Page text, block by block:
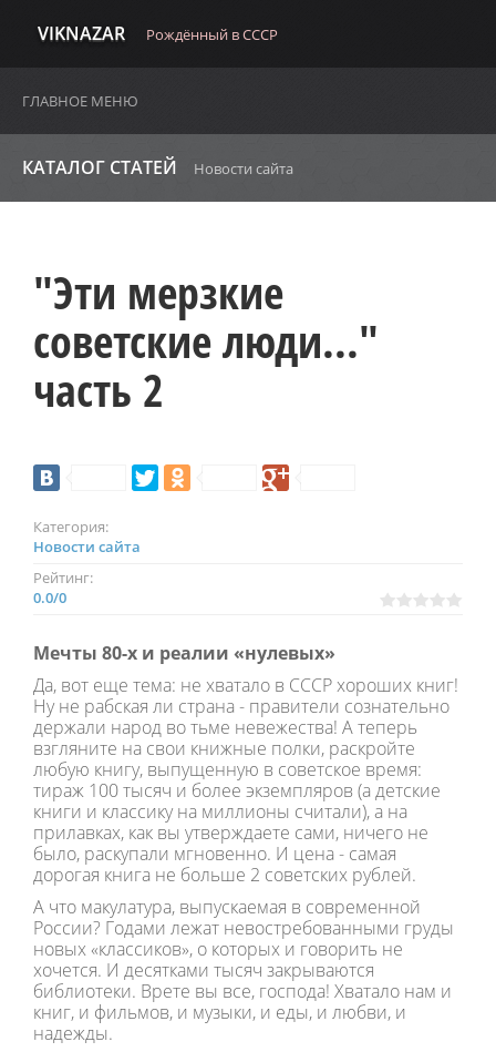
VIKNAZAR Рождённый в СССР
ГЛАВНОЕ МЕНЮ
КАТАЛОГ СТАТЕЙ Новости сайта
"Эти мерзкие
советские люди..."
часть 2
Категория:
Новости сайта
Рейтинг:
0.0/0
Мечты 80-х и реалии «нулевых»
Да, вот еще тема: не хватало в СССР хороших книг!
Ну не рабская ли страна - правители сознательно
держали народ во тьме невежества! А теперь
взгляните на свои книжные полки, раскройте
любую книгу, выпущенную в советское время:
тираж 100 тысяч и более экземпляров (а детские
книги и классику на миллионы считали), а на
прилавках, как вы утверждаете сами, ничего не
было, раскупали мгновенно. И цена - самая
дорогая книга не больше 2 советских рублей.
А что макулатура, выпускаемая в современной
России? Годами лежат невостребованными груды
новых «классиков», о которых и говорить не
хочется. И десятками тысяч закрываются
библиотеки. Врете вы все, господа! Хватало нам и
книг, и фильмов, и музыки, и еды, и любви, и
надежды.